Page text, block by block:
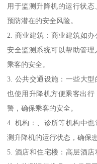
用于监测升降机的运行状
预防潜在的安全风险。
2. 商业建筑：商业建筑如
安全监测系统可以帮助管
乘客的安全。
3. 公共交通设施：一些大
也使用升降机方便乘客出
警，确保乘客的安全。
4. 机构：、诊所等机构中
测升降机的运行状态，确保
5. 酒店和住宅楼：高层酒